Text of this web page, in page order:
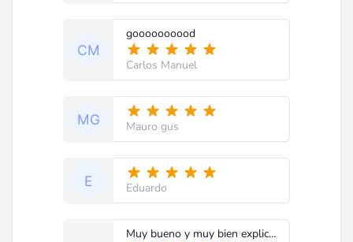
goooooooood
Carlos Manuel
Mauro gus
Eduardo
Muy bueno y muy bien explicado por su autor. Felicitaciones